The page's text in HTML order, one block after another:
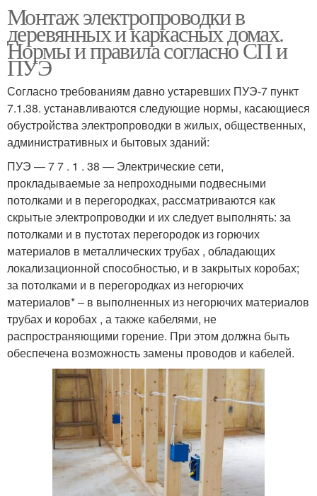
Монтаж электропроводки в
деревянных и каркасных домах.
Нормы и правила согласно СП и
ПУЭ
Согласно требованиям давно устаревших ПУЭ-7 пункт
7.1.38. устанавливаются следующие нормы, касающиеся
обустройства электропроводки в жилых, общественных,
административных и бытовых зданий:
ПУЭ — 7 7 . 1 . 38 — Электрические сети,
прокладываемые за непроходными подвесными
потолками и в перегородках, рассматриваются как
скрытые электропроводки и их следует выполнять: за
потолками и в пустотах перегородок из горючих
материалов в металлических трубах , обладающих
локализационной способностью, и в закрытых коробах;
за потолками и в перегородках из негорючих
материалов* – в выполненных из негорючих материалов
трубах и коробах , а также кабелями, не
распространяющими горение. При этом должна быть
обеспечена возможность замены проводов и кабелей.